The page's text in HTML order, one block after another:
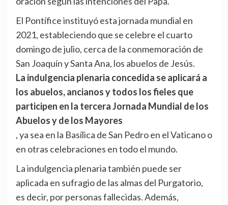
El Pontífice instituyó esta jornada mundial en
2021, estableciendo que se celebre el cuarto
domingo de julio, cerca de la conmemoración de
San Joaquín y Santa Ana, los abuelos de Jesús.
La indulgencia plenaria concedida se aplicará a
los abuelos, ancianos y todos los fieles que
participen en la tercera Jornada Mundial de los
Abuelos y de los Mayores
, ya sea en la Basílica de San Pedro en el Vaticano o
en otras celebraciones en todo el mundo.
La indulgencia plenaria también puede ser
aplicada en sufragio de las almas del Purgatorio,
es decir, por personas fallecidas. Además,